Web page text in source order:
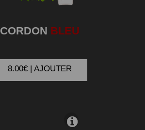
CORDON BLEU
8.00€ | AJOUTER